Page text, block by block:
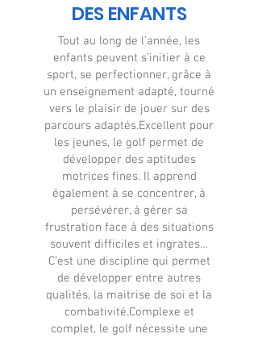
DES ENFANTS
Tout au long de l’année, les
enfants peuvent s’initier à ce
sport, se perfectionner, grâce à
un enseignement adapté, tourné
vers le plaisir de jouer sur des
parcours adaptés.Excellent pour
les jeunes, le golf permet de
développer des aptitudes
motrices fines. Il apprend
également à se concentrer, à
persévérer, à gérer sa
frustration face à des situations
souvent difficiles et ingrates…
C’est une discipline qui permet
de développer entre autres
qualités, la maitrise de soi et la
combativité.Complexe et
complet, le golf nécessite une